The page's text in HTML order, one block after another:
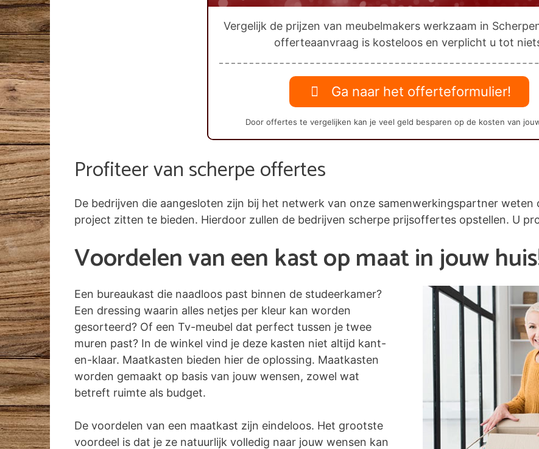
Vergelijk de prijzen van meubelmakers werkzaam in
offerteaanvraag is kosteloos en verplicht u tot
Ga naar het offerteformulier!
Door offertes te vergelijken kan je veel geld besparen op de kosten van
Profiteer van scherpe offertes
De bedrijven die aangesloten zijn bij het netwerk van onze samenwerkingspartner
project zitten te bieden. Hierdoor zullen de bedrijven scherpe prijsoffertes opstellen. U
Voordelen van een kast op maat in jouw
Een bureaukast die naadloos past binnen de studeerkamer?
Een dressing waarin alles netjes per kleur kan worden
gesorteerd? Of een Tv-meubel dat perfect tussen je twee
muren past? In de winkel vind je deze kasten niet altijd kant-
en-klaar. Maatkasten bieden hier de oplossing. Maatkasten
worden gemaakt op basis van jouw wensen, zowel wat
betreft ruimte als budget.
De voordelen van een maatkast zijn eindeloos. Het grootste
voordeel is dat je ze natuurlijk volledig naar jouw wensen kan